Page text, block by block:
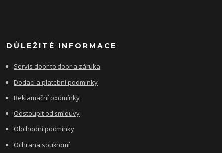
DŮLEŽITÉ INFORMACE
Servis door to door a záruka
Dodací a platební podmínky
Reklamační podmínky
Odstoupit od smlouvy
Obchodní podmínky
Ochrana soukromí